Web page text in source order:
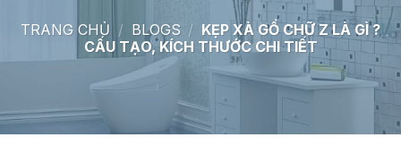
TRANG CHỦ / BLOGS / KẸP XÀ GỒ CHỮ Z LÀ GÌ ?
CẤU TẠO, KÍCH THƯỚC CHI TIẾT